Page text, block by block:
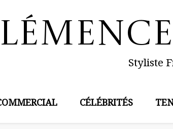
Styliste
CÉLÉBRITÉS